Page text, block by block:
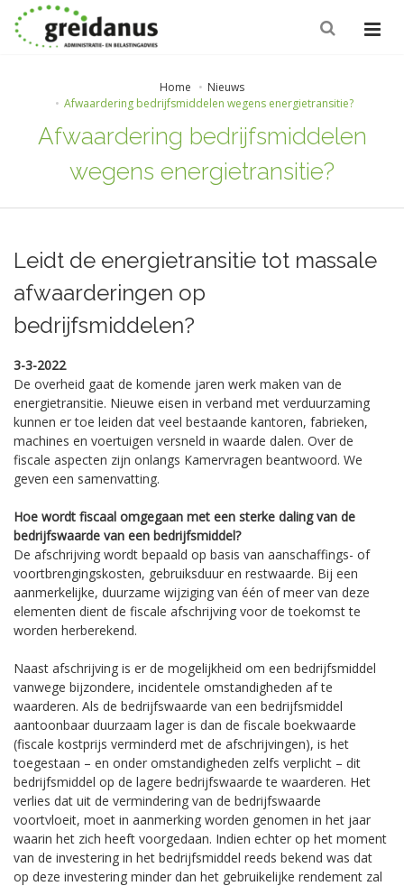
Home
Nieuws
Afwaardering bedrijfsmiddelen wegens energietransitie?
Afwaardering bedrijfsmiddelen
wegens energietransitie?
Leidt de energietransitie tot massale
afwaarderingen op
bedrijfsmiddelen?
3-3-2022
De overheid gaat de komende jaren werk maken van de
energietransitie. Nieuwe eisen in verband met verduurzaming
kunnen er toe leiden dat veel bestaande kantoren, fabrieken,
machines en voertuigen versneld in waarde dalen. Over de
fiscale aspecten zijn onlangs Kamervragen beantwoord. We
geven een samenvatting.
Hoe wordt fiscaal omgegaan met een sterke daling van de
bedrijfswaarde van een bedrijfsmiddel?
De afschrijving wordt bepaald op basis van aanschaffings- of
voortbrengingskosten, gebruiksduur en restwaarde. Bij een
aanmerkelijke, duurzame wijziging van één of meer van deze
elementen dient de fiscale afschrijving voor de toekomst te
worden herberekend.
Naast afschrijving is er de mogelijkheid om een bedrijfsmiddel
vanwege bijzondere, incidentele omstandigheden af te
waarderen. Als de bedrijfswaarde van een bedrijfsmiddel
aantoonbaar duurzaam lager is dan de fiscale boekwaarde
(fiscale kostprijs verminderd met de afschrijvingen), is het
toegestaan – en onder omstandigheden zelfs verplicht – dit
bedrijfsmiddel op de lagere bedrijfswaarde te waarderen. Het
verlies dat uit de vermindering van de bedrijfswaarde
voortvloeit, moet in aanmerking worden genomen in het jaar
waarin het zich heeft voorgedaan. Indien echter op het moment
van de investering in het bedrijfsmiddel reeds bekend was dat
op deze investering minder dan het gebruikelijke rendement zal